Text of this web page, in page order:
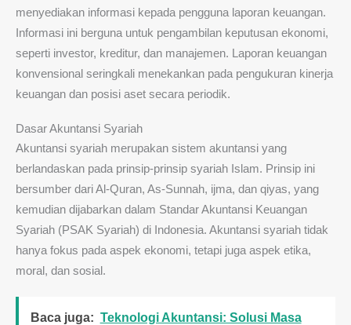
menyediakan informasi kepada pengguna laporan keuangan.
Informasi ini berguna untuk pengambilan keputusan ekonomi,
seperti investor, kreditur, dan manajemen. Laporan keuangan
konvensional seringkali menekankan pada pengukuran kinerja
keuangan dan posisi aset secara periodik.
Dasar Akuntansi Syariah
Akuntansi syariah merupakan sistem akuntansi yang
berlandaskan pada prinsip-prinsip syariah Islam. Prinsip ini
bersumber dari Al-Quran, As-Sunnah, ijma, dan qiyas, yang
kemudian dijabarkan dalam Standar Akuntansi Keuangan
Syariah (PSAK Syariah) di Indonesia. Akuntansi syariah tidak
hanya fokus pada aspek ekonomi, tetapi juga aspek etika,
moral, dan sosial.
Baca juga: Teknologi Akuntansi: Solusi Masa